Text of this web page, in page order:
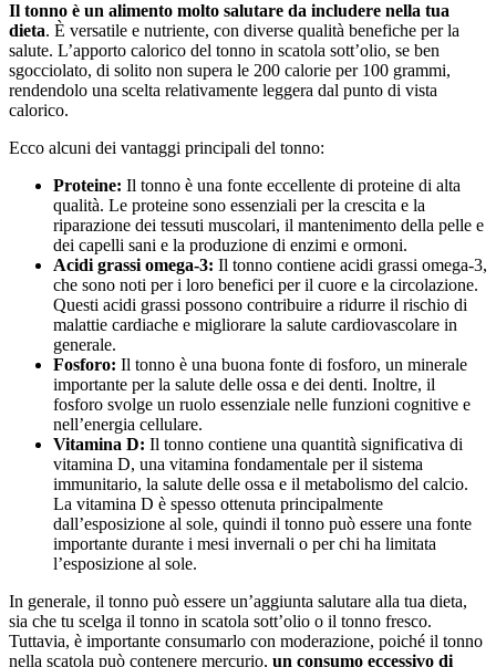
Il tonno è un alimento molto salutare da includere nella tua
dieta. È versatile e nutriente, con diverse qualità benefiche per la
salute. L’apporto calorico del tonno in scatola sott’olio, se ben
sgocciolato, di solito non supera le 200 calorie per 100 grammi,
rendendolo una scelta relativamente leggera dal punto di vista
calorico.
Ecco alcuni dei vantaggi principali del tonno:
Proteine: Il tonno è una fonte eccellente di proteine ​​di alta
qualità. Le proteine ​​sono essenziali per la crescita e la
riparazione dei tessuti muscolari, il mantenimento della pelle e
dei capelli sani e la produzione di enzimi e ormoni.
Acidi grassi omega-3: Il tonno contiene acidi grassi omega-3,
che sono noti per i loro benefici per il cuore e la circolazione.
Questi acidi grassi possono contribuire a ridurre il rischio di
malattie cardiache e migliorare la salute cardiovascolare in
generale.
Fosforo: Il tonno è una buona fonte di fosforo, un minerale
importante per la salute delle ossa e dei denti. Inoltre, il
fosforo svolge un ruolo essenziale nelle funzioni cognitive e
nell’energia cellulare.
Vitamina D: Il tonno contiene una quantità significativa di
vitamina D, una vitamina fondamentale per il sistema
immunitario, la salute delle ossa e il metabolismo del calcio.
La vitamina D è spesso ottenuta principalmente
dall’esposizione al sole, quindi il tonno può essere una fonte
importante durante i mesi invernali o per chi ha limitata
l’esposizione al sole.
In generale, il tonno può essere un’aggiunta salutare alla tua dieta,
sia che tu scelga il tonno in scatola sott’olio o il tonno fresco.
Tuttavia, è importante consumarlo con moderazione, poiché il tonno
nella scatola può contenere mercurio, un consumo eccessivo di